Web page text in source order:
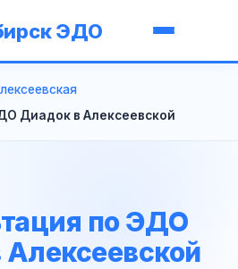
ЭДО
Диадок в Алексеевской
по ЭДО